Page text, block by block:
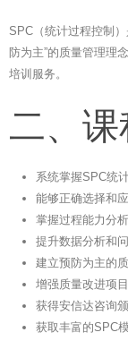
SPC（统计过程控制
防为主”的质量管理理
培训服务。
二、
系统掌握SPC统
能够正确选择和
掌握过程能力分
提升数据分析和
建立预防为主的
增强质量改进项
获得安信达咨询
获取丰富的SPC